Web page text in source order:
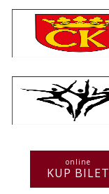
online
KUP BILET
Repertuar